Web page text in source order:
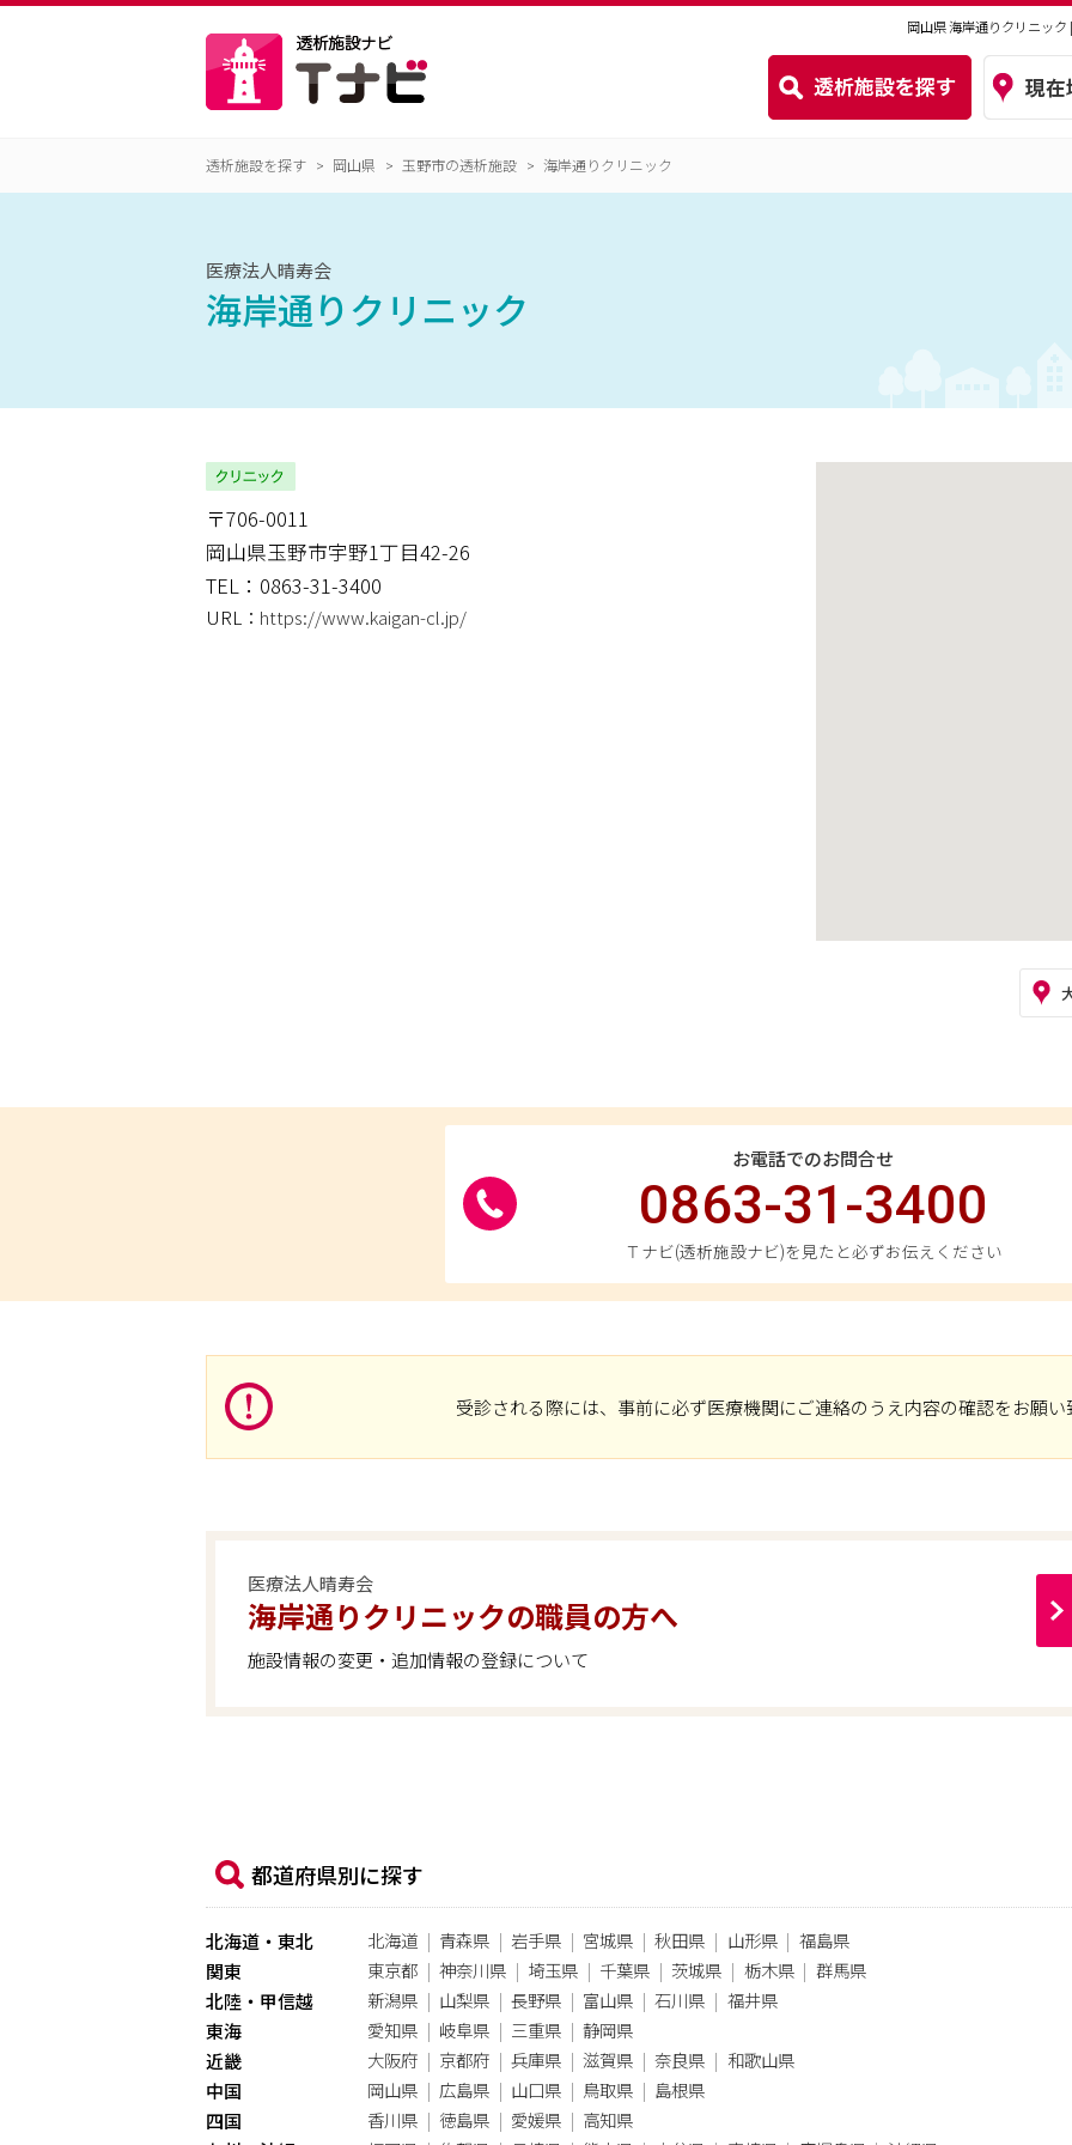
岡山県 海岸通りクリニッ
透析施設を探す 岡山県 玉野市の透析施設 海岸通りクリニック
医療法人晴寿会
海岸通りクリニック
〒706-0011
岡山県玉野市宇野1丁目42-26
TEL：0863-31-3400
URL： https://www.kaigan-cl.jp/
お電話でのお問合せ
0863-31-3400
Ｔナビ(透析施設ナビ)を見たと必ずお伝えください
受診される際には、事前に必ず医療機関にご連絡のうえ内容の確認をお願い
医療法人晴寿会
海岸通りクリニックの職員の方へ
施設情報の変更・追加情報の登録について
都道府県別に探す
北海道・東北 北海道 青森県 岩手県 宮城県 秋田県 山形県
福島県
関東
東京都 神奈川県 埼玉県 千葉県 茨城県 栃木県
群馬県
北陸・甲信越
新潟県 山梨県 長野県 富山県 石川県
福井県
東海
愛知県 岐阜県 三重県
静岡県
近畿
大阪府 京都府 兵庫県 滋賀県 奈良県
和歌山県
中国
岡山県 広島県 山口県 鳥取県
島根県
四国
香川県 徳島県 愛媛県
高知県